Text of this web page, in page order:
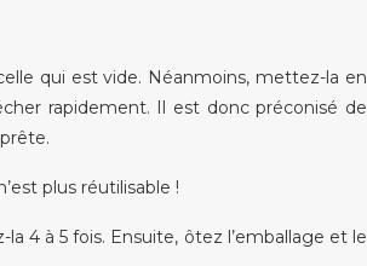
qui est vide. Néanmoins, mettez-la en
rapidement. Il est donc préconisé de
plus réutilisable !
4 à 5 fois. Ensuite, ôtez l’emballage et le